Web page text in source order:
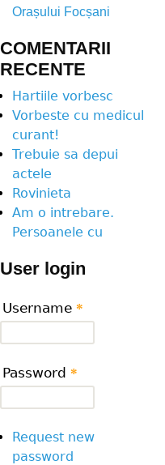
Orașului Focșani
COMENTARII
RECENTE
Hartiile vorbesc
Vorbeste cu medicul
curant!
Trebuie sa depui
actele
Rovinieta
Am o intrebare.
Persoanele cu
User login
Username *
Password *
Request new
password